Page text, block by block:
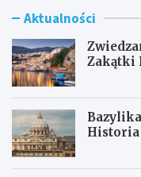
Aktualności
Zakątki